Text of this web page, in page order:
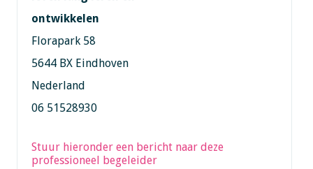
ontwikkelen
Florapark 58
5644 BX Eindhoven
Nederland
06 51528930
Stuur hieronder een bericht naar deze
professioneel begeleider